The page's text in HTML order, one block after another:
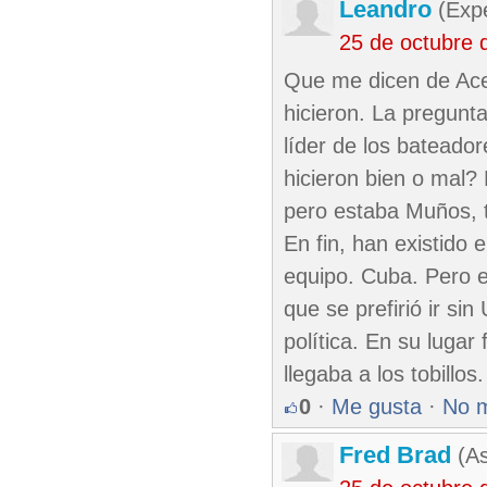
Leandro
25 de octubre
Que me dicen de
hicieron. La
líder de los
hicieron bien o
pero estaba Muños,
En fin, han existido
equipo. Cuba. Pero
que se prefirió ir sin
política. En su lugar
llegaba a los tobillos.
0 · Me gusta · No
Fred Brad